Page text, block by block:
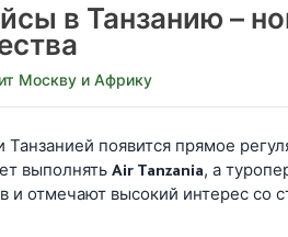
в Танзанию –
Москву и Африку
появится прямое
выполнять Air Tanzania, а
и отмечают высокий интерес со